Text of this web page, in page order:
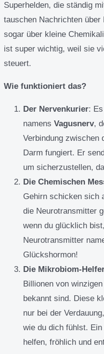
Superhelden, die ständig
tauschen Nachrichten über
sogar über kleine
ist super wichtig, weil sie
steuert.
Wie funktioniert das?
Der Nervenkurier:
namens Vagusnerv,
Verbindung zwischen
Darm fungiert. Er
um sicherzustellen,
Die Chemischen
Gehirn schicken sich
die Neurotransmitter
wenn du glücklich
Neurotransmitter
Glückshormon!
Die Mikrobiom-
Billionen von
bekannt sind. Diese
nur bei der
wie du dich fühlst.
helfen, fröhlich und